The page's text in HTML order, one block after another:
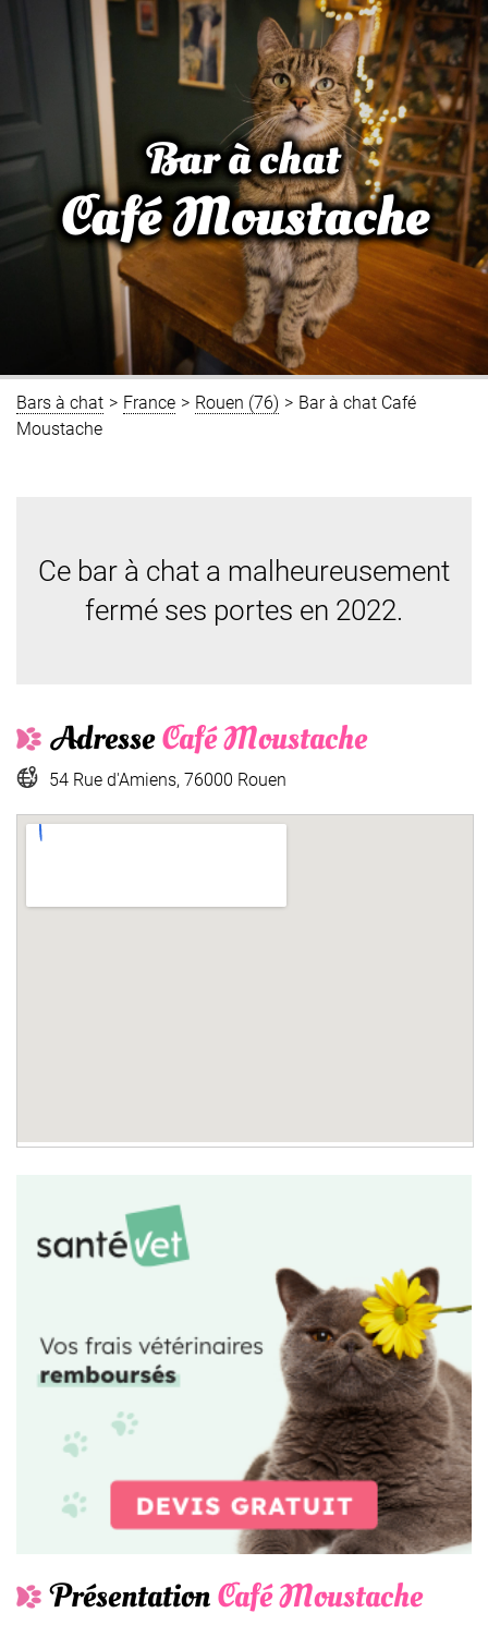
Bar à chat
Café Moustache
Bars à chat > France > Rouen (76) > Bar à chat Café
Moustache
Ce bar à chat a malheureusement
fermé ses portes en 2022.
AdresseCafé Moustache
54 Rue d'Amiens, 76000 Rouen
PrésentationCafé Moustache